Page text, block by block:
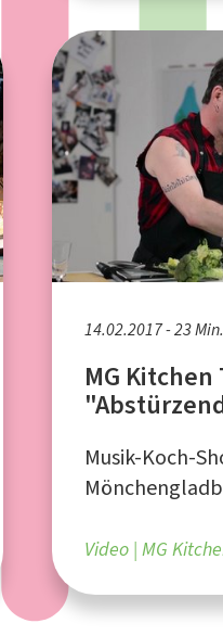
14.02.2017 - 23 Min.
MG Kitchen
Musik-Koch-
Video MG